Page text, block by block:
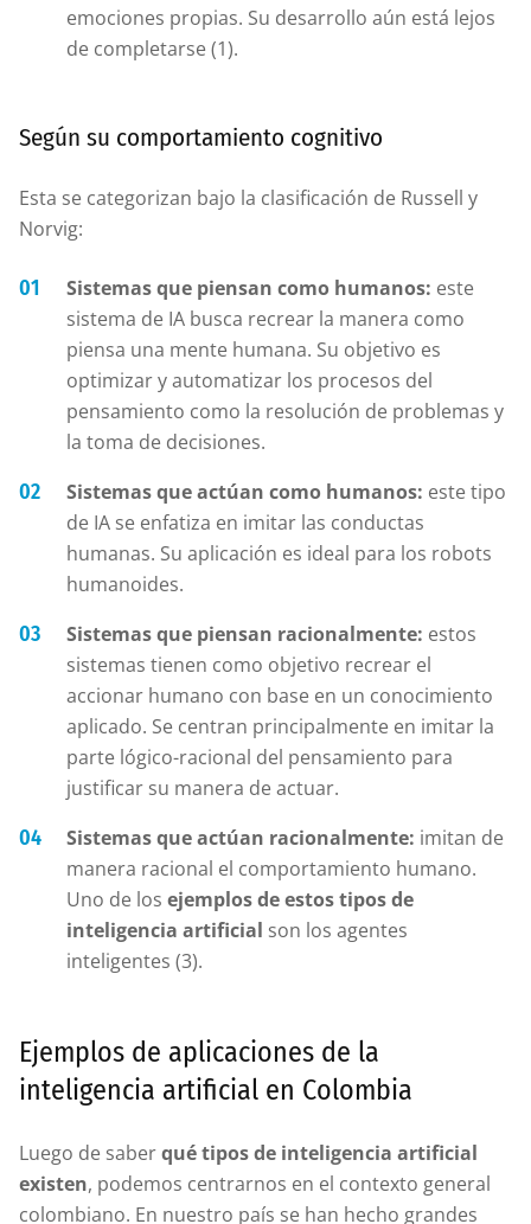
emociones propias. Su desarrollo aún está lejos
de completarse (1).
Según su comportamiento cognitivo
Esta se categorizan bajo la clasificación de Russell y
Norvig:
Sistemas que piensan como humanos: este
sistema de IA busca recrear la manera como
piensa una mente humana. Su objetivo es
optimizar y automatizar los procesos del
pensamiento como la resolución de problemas y
la toma de decisiones.
Sistemas que actúan como humanos: este tipo
de IA se enfatiza en imitar las conductas
humanas. Su aplicación es ideal para los robots
humanoides.
Sistemas que piensan racionalmente: estos
sistemas tienen como objetivo recrear el
accionar humano con base en un conocimiento
aplicado. Se centran principalmente en imitar la
parte lógico-racional del pensamiento para
justificar su manera de actuar.
Sistemas que actúan racionalmente: imitan de
manera racional el comportamiento humano.
Uno de los ejemplos de estos tipos de
inteligencia artificial son los agentes
inteligentes (3).
Ejemplos de aplicaciones de la
inteligencia artificial en Colombia
Luego de saberqué tipos de inteligencia artificial
existen, podemos centrarnos en el contexto general
colombiano. En nuestro país se han hecho grandes